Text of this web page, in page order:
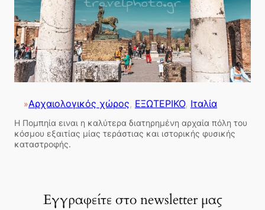
»Αρχαιολογικός χώρος, ΕΞΩΤΕΡΙΚΟ, Ιταλία
Η Πομπηία ειναι η καλύτερα διατηρημένη αρχαία πόλη του
κόσμου εξαιτίας μίας τεράστιας και ιστορικής φυσικής
καταστροφής.
Εγγραφείτε στο newsletter μας